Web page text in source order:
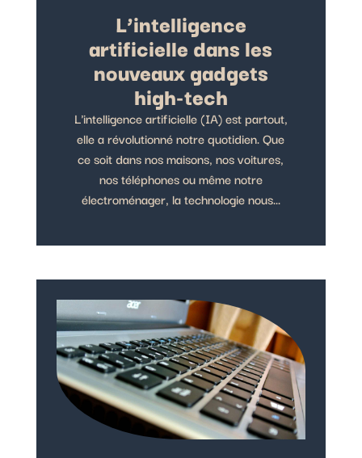
L’intelligence
artificielle dans les
nouveaux gadgets
high-tech
L'intelligence artificielle (IA) est partout,
elle a révolutionné notre quotidien. Que
ce soit dans nos maisons, nos voitures,
nos téléphones ou même notre
électroménager, la technologie nous...